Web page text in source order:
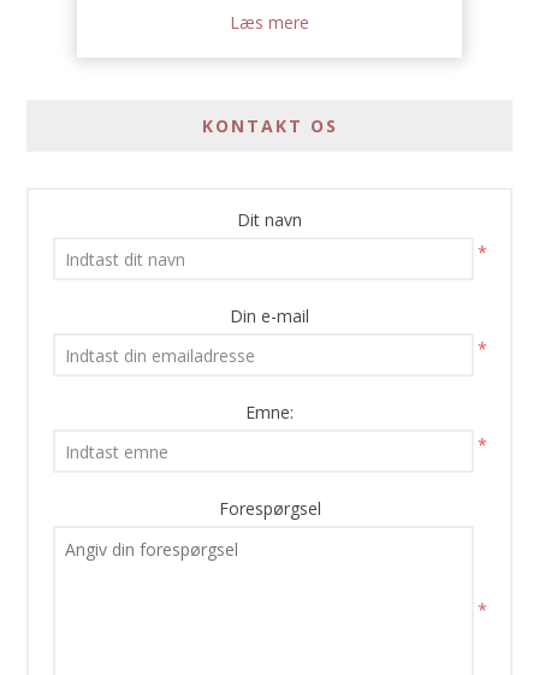
KONTAKT OS
Dit navn
*
Din e-mail
*
Emne:
*
Forespørgsel
*
Læs mere